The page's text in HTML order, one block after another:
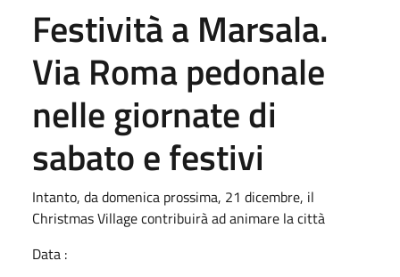
Festività a Marsala.
Via Roma pedonale
nelle giornate di
sabato e festivi
Intanto, da domenica prossima, 21 dicembre, il
Christmas Village contribuirà ad animare la città
Data :